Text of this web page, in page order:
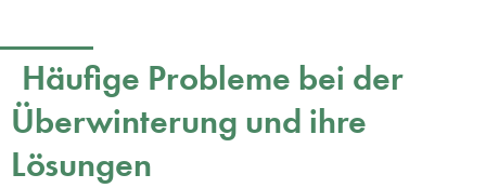
Häufige Probleme bei der
Überwinterung und ihre
Lösungen